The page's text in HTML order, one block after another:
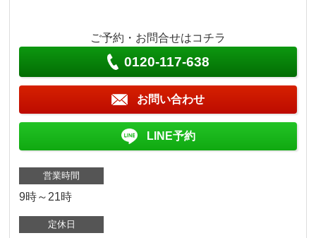
ご予約・お問合せはコチラ
0120-117-638
お問い合わせ
LINE予約
営業時間
9時～21時
定休日